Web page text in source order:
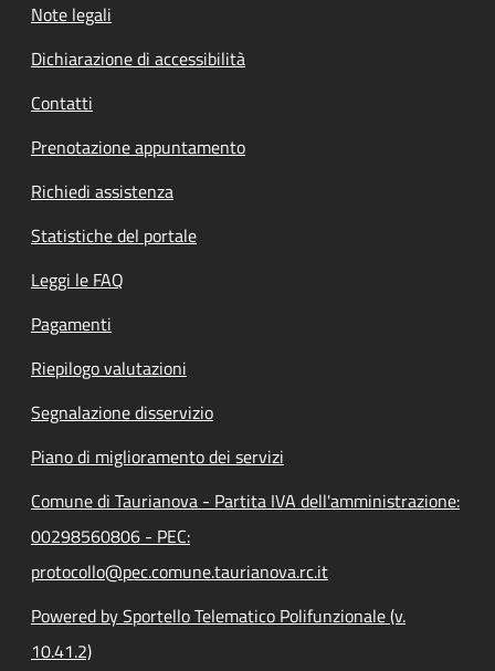
Note legali
Dichiarazione di accessibilità
Contatti
Prenotazione appuntamento
Richiedi assistenza
Statistiche del portale
Leggi le FAQ
Pagamenti
Riepilogo valutazioni
Segnalazione disservizio
Piano di miglioramento dei servizi
Comune di Taurianova - Partita IVA dell'amministrazione:
00298560806 - PEC:
protocollo@pec.comune.taurianova.rc.it
Powered by Sportello Telematico Polifunzionale (v.
10.41.2)